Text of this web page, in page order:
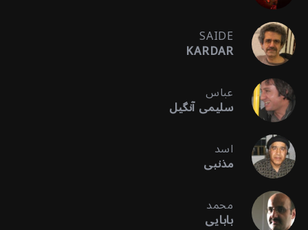
SAIDE
KARDAR
عباس
سلیمی آنگیل
اسد
مذنبی
محمد
بابایی